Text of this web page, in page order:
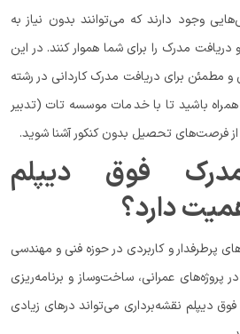
وجود دارند که می‌توانند بدون نیاز به
مدرک را برای شما هموار کنند. در این
و مطمئن برای دریافت مدرک کاردانی در رشته
همراه باشید تا با خدمات موسسه تات (تدبیر
فرصت‌های تحصیل بدون کنکور آشنا شوید.
فوق دیپلم
دارد؟
پرطرفدار و کاربردی در حوزه فنی و مهندسی
عمرانی، ساخت‌وساز و برنامه‌ریزی
دیپلم نقشه‌برداری می‌تواند درهای زیادی